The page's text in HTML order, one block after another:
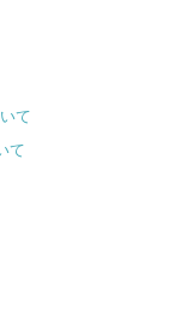
て
て